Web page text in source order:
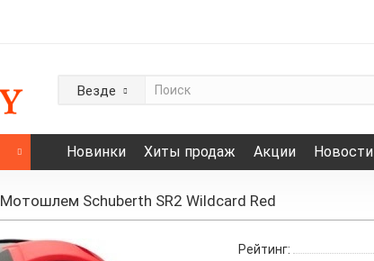
Везде
Новинки Хиты продаж Акции Новости
Мотошлем Schuberth SR2 Wildcard Red
Рейтинг: